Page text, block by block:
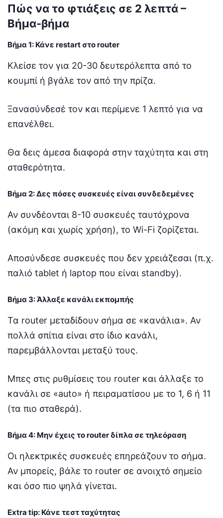
Πώς να το φτιάξεις σε 2 λεπτά –
Βήμα-βήμα
Βήμα 1: Κάνε restart στο router
Κλείσε τον για 20-30 δευτερόλεπτα από το
κουμπί ή βγάλε τον από την πρίζα.
Ξανασύνδεσέ τον και περίμενε 1 λεπτό για να
επανέλθει.
Θα δεις άμεσα διαφορά στην ταχύτητα και στη
σταθερότητα.
Βήμα 2: Δες πόσες συσκευές είναι συνδεδεμένες
Αν συνδέονται 8-10 συσκευές ταυτόχρονα
(ακόμη και χωρίς χρήση), το Wi-Fi ζορίζεται.
Αποσύνδεσε συσκευές που δεν χρειάζεσαι (π.χ.
παλιό tablet ή laptop που είναι standby).
Βήμα 3: Άλλαξε κανάλι εκπομπής
Τα router μεταδίδουν σήμα σε «κανάλια». Αν
πολλά σπίτια είναι στο ίδιο κανάλι,
παρεμβάλλονται μεταξύ τους.
Μπες στις ρυθμίσεις του router και άλλαξε το
κανάλι σε «auto» ή πειραματίσου με το 1, 6 ή 11
(τα πιο σταθερά).
Βήμα 4: Μην έχεις το router δίπλα σε τηλεόραση
Οι ηλεκτρικές συσκευές επηρεάζουν το σήμα.
Αν μπορείς, βάλε το router σε ανοιχτό σημείο
και όσο πιο ψηλά γίνεται.
Extra tip: Κάνε τεστ ταχύτητας